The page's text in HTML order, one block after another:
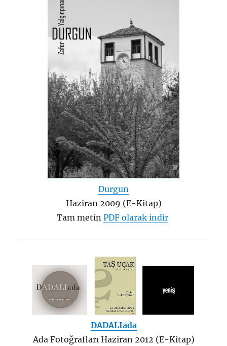
Durgun
Haziran 2009 (E-Kitap)
Tam metin PDF olarak indir
DADALIada
Ada Fotoğrafları Haziran 2012 (E-Kitap)